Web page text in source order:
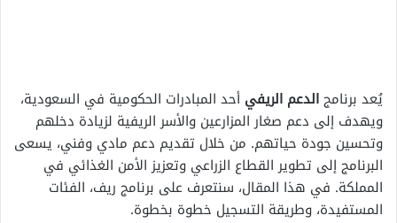
يُعد برنامجالدعم الريفي أحد المبادرات الحكومية في السعودية،
ويهدف إلى دعم صغار المزارعين والأسر الريفية لزيادة دخلهم
وتحسين جودة حياتهم. من خلال تقديم دعم مادي وفني، يسعى
البرنامج إلى تطوير القطاع الزراعي وتعزيز الأمن الغذائي في
المملكة. في هذا المقال، سنتعرف على برنامج ريف، الفئات
المستفيدة، وطريقة التسجيل خطوة بخطوة.